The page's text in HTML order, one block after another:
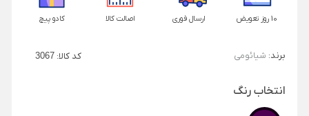
10 روز تعویض ارسال فوری اصالت کالا کادو پیچ
برند: شیائومی کد کالا:3067
انتخاب رنگ